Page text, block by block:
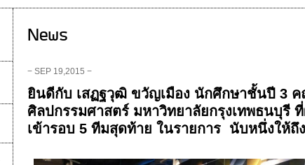
News
− SEP 19,2015 −
ยินดีกับ เสฏฐวุฒิ ขวัญเมือง นักศึกษาชั้นปี 3
ศิลปกรรมศาสตร์ มหาวิทยาลัยกรุงเทพธนบุรี
เข้ารอบ 5 ทีมสุดท้าย ในรายการ ‪ นับหนึ่งให้ถึ